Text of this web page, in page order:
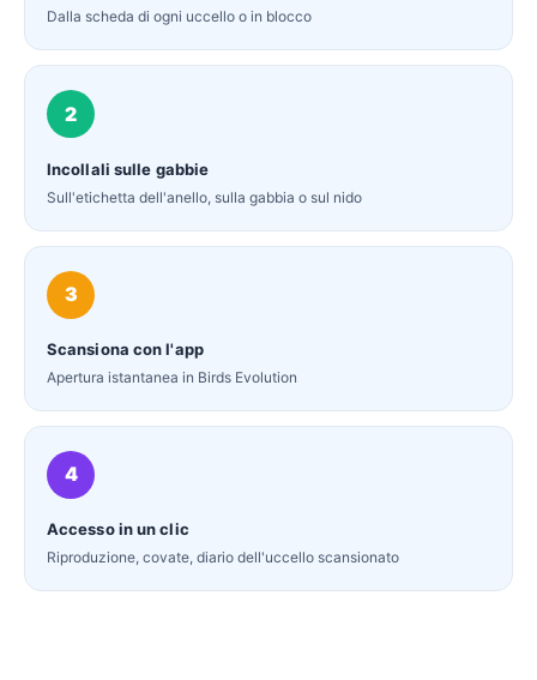
Dalla scheda di ogni uccello o in blocco
2
Incollali sulle gabbie
Sull'etichetta dell'anello, sulla gabbia o sul nido
3
Scansiona con l'app
Apertura istantanea in Birds Evolution
4
Accesso in un clic
Riproduzione, covate, diario dell'uccello scansionato